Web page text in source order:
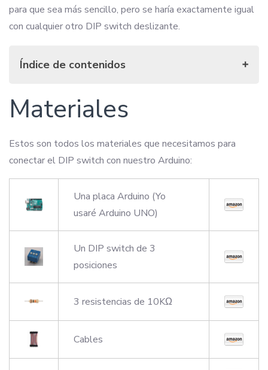
para que sea más sencillo, pero se haría exactamente igual
con cualquier otro DIP switch deslizante.
Índice de contenidos
Conexiones
Declaraciones
Configuración
Función loop
El resultado final
Materiales
Estos son todos los materiales que necesitamos para
conectar el DIP switch con nuestro Arduino:
Una placa Arduino (Yo
usaré Arduino UNO)
Un DIP switch de 3
posiciones
3 resistencias de 10KΩ
Cables